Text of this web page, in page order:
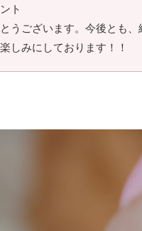
ント
うございます。今後とも
しみにしております！！